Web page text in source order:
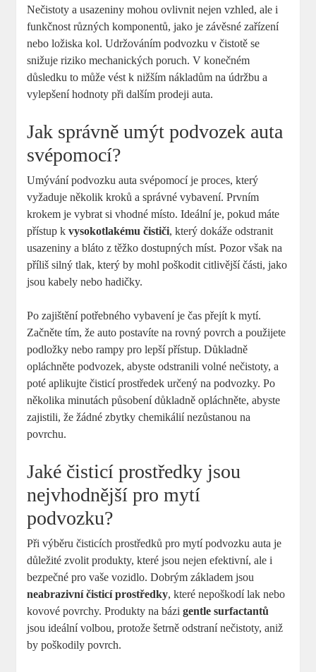
Nečistoty a usazeniny mohou ovlivnit nejen vzhled, ale i
funkčnost různých komponentů, jako je závěsné zařízení
nebo ložiska kol. Udržováním podvozku v čistotě se
snižuje riziko mechanických poruch. V konečném
důsledku to může vést k nižším nákladům na údržbu a
vylepšení hodnoty při dalším prodeji auta.
Jak správně umýt podvozek auta
svépomocí?
Umývání podvozku auta svépomocí je proces, který
vyžaduje několik kroků a správné vybavení. Prvním
krokem je vybrat si vhodné místo. Ideální je, pokud máte
přístup kvysokotlakému čističi, který dokáže odstranit
usazeniny a bláto z těžko dostupných míst. Pozor však na
příliš silný tlak, který by mohl poškodit citlivější části, jako
jsou kabely nebo hadičky.
Po zajištění potřebného vybavení je čas přejít k mytí.
Začněte tím, že auto postavíte na rovný povrch a použijete
podložky nebo rampy pro lepší přístup. Důkladně
opláchněte podvozek, abyste odstranili volné nečistoty, a
poté aplikujte čisticí prostředek určený na podvozky. Po
několika minutách působení důkladně opláchněte, abyste
zajistili, že žádné zbytky chemikálií nezůstanou na
povrchu.
Jaké čisticí prostředky jsou
nejvhodnější pro mytí
podvozku?
Při výběru čisticích prostředků pro mytí podvozku auta je
důležité zvolit produkty, které jsou nejen efektivní, ale i
bezpečné pro vaše vozidlo. Dobrým základem jsou
neabrazivní čisticí prostředky, které nepoškodí lak nebo
kovové povrchy. Produkty na bázigentle surfactantů
jsou ideální volbou, protože šetrně odstraní nečistoty, aniž
by poškodily povrch.